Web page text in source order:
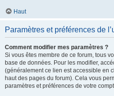
Haut
Paramètres et préférences de
Comment modifier mes paramètres ?
Si vous êtes membre de ce forum, tous
base de données. Pour les modifier,
(généralement ce lien est accessible en
haut des pages du forum). Cela vous
paramètres et préférences de votre